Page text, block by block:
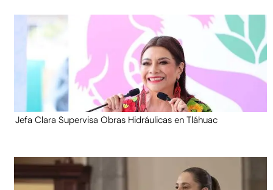
Jefa Clara Supervisa Obras Hidráulicas en Tláhuac